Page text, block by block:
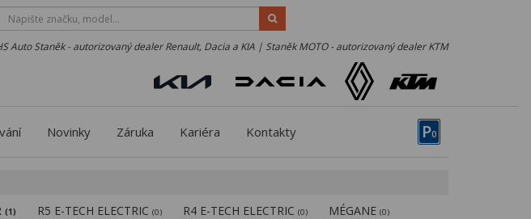
Auto Staněk - autorizovaný dealer Renault, Dacia a KIA | Staněk MOTO - autorizovaný dealer KTM
P0
Novinky Záruka Kariéra Kontakty
(1) R5 E-TECH ELECTRIC(0) R4 E-TECH ELECTRIC(0) MÉGANE(0)